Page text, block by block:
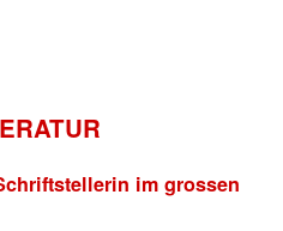
im grossen